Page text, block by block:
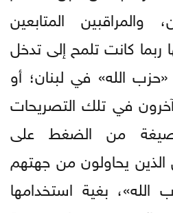
والمراقبين المتابعين
ربما كانت تلمح إلى تدخل
الله» في لبنان؛ أو
في تلك التصريحات
صيغة من الضغط على
الذين يحاولون من جهتهم
بغية استخدامها